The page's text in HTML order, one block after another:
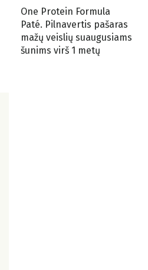
One Protein Formula
Paté. Pilnavertis pašaras
mažų veislių suaugusiams
šunims virš 1 metų